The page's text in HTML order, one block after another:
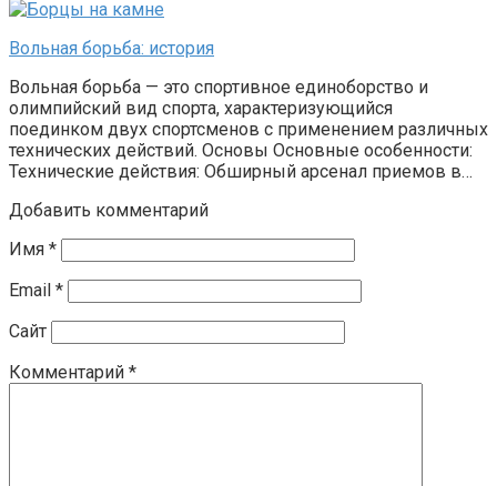
Вольная борьба: история
Вольная борьба — это спортивное единоборство и
олимпийский вид спорта, характеризующийся
поединком двух спортсменов с применением различных
технических действий. Основы Основные особенности:
Технические действия: Обширный арсенал приемов в…
Добавить комментарий
Имя *
Email *
Сайт
Комментарий *